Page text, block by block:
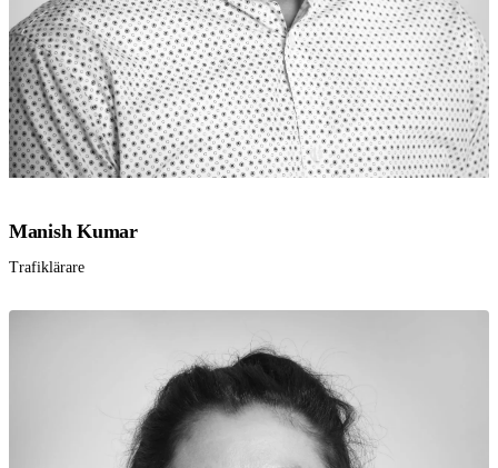
Manish Kumar
Trafiklärare